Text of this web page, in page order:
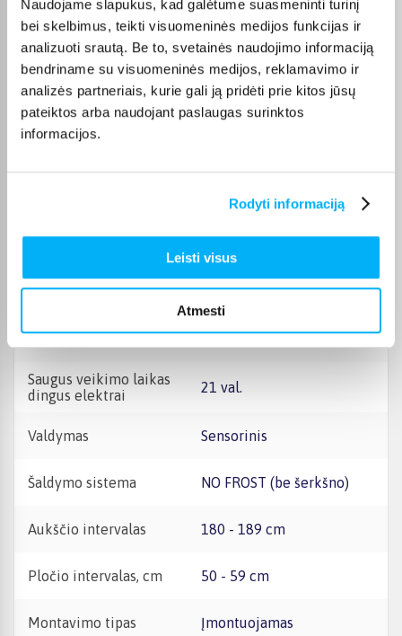
Naudojame slapukus, kad galėtume suasmeninti turinį
bei skelbimus, teikti visuomeninės medijos funkcijas ir
analizuoti srautą. Be to, svetainės naudojimo informaciją
bendriname su visuomeninės medijos, reklamavimo ir
analizės partneriais, kurie gali ją pridėti prie kitos jūsų
pateiktos arba naudojant paslaugas surinktos
informacijos.
Rodyti informaciją
Leisti visus
Atmesti
Ledukų gaminimo funkcija Ne
Garantinis laikotarpis 24 mėn.
Kilmės šalis Italija
Šaldytuvo tipas Šaldiklis apačioje
Šaldiklio atitirpinimas Automatinis
Saugus veikimo laikas
dingus elektrai
21 val.
Valdymas Sensorinis
Šaldymo sistema NO FROST (be šerkšno)
Aukščio intervalas 180 - 189 cm
Pločio intervalas, cm 50 - 59 cm
Montavimo tipas Įmontuojamas